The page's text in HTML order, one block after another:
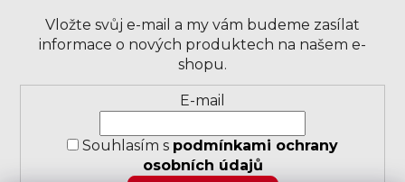
Vložte svůj e-mail a my vám budeme zasílat
informace o nových produktech na našem e-
shopu.
odběru
E-mail
Souhlasím s podmínkami ochrany
osobních údajů